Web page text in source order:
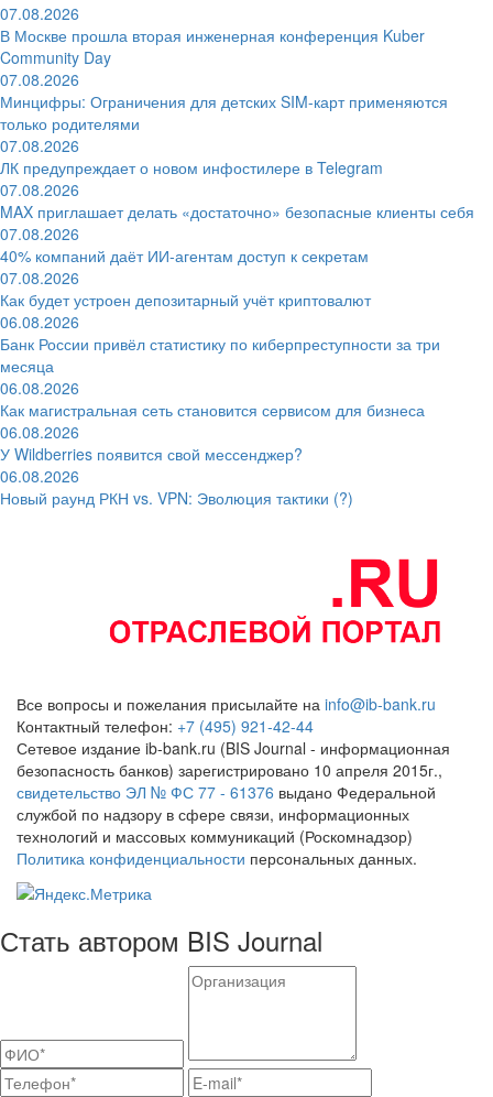
07.08.2026
В Москве прошла вторая инженерная конференция Kuber
Community Day
07.08.2026
Минцифры: Ограничения для детских SIM-карт применяются
только родителями
07.08.2026
ЛК предупреждает о новом инфостилере в Telegram
07.08.2026
MAX приглашает делать «достаточно» безопасные клиенты себя
07.08.2026
40% компаний даёт ИИ‑агентам доступ к секретам
07.08.2026
Как будет устроен депозитарный учёт криптовалют
06.08.2026
Банк России привёл статистику по киберпреступности за три
месяца
06.08.2026
Как магистральная сеть становится сервисом для бизнеса
06.08.2026
У Wildberries появится свой мессенджер?
06.08.2026
Новый раунд РКН vs. VPN: Эволюция тактики (?)
Все вопросы и пожелания присылайте на info@ib-bank.ru
Контактный телефон: +7 (495) 921-42-44
Сетевое издание ib-bank.ru (BIS Journal - информационная
безопасность банков) зарегистрировано 10 апреля 2015г.,
свидетельство ЭЛ № ФС 77 - 61376 выдано Федеральной
службой по надзору в сфере связи, информационных
технологий и массовых коммуникаций (Роскомнадзор)
Политика конфиденциальности персональных данных.
Стать автором BIS Journal